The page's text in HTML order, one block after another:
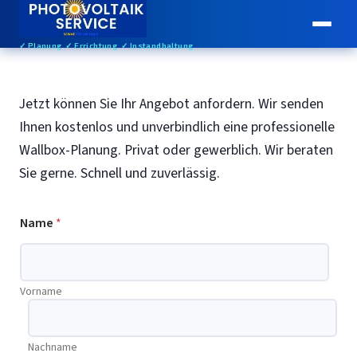
✓ Planung ✓ Errichtung ✓ Instandhaltung
Jetzt können Sie Ihr Angebot anfordern. Wir senden
Ihnen kostenlos und unverbindlich eine professionelle
Wallbox-Planung. Privat oder gewerblich. Wir beraten
Sie gerne. Schnell und zuverlässig.
Name *
Vorname
Nachname